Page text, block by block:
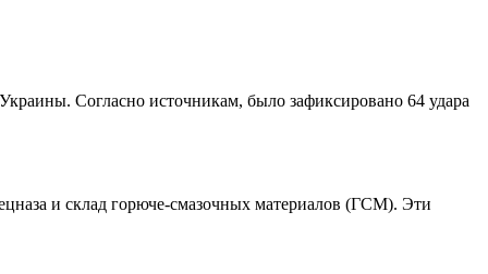
Согласно источникам, было зафиксировано 64 удара
и склад горюче-смазочных материалов (ГСМ). Эти